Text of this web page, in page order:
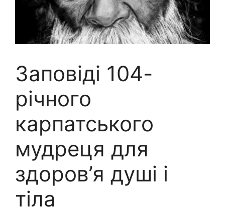
Заповіді 104-
річного
карпатського
мудреця для
здоров’я душі і
тіла